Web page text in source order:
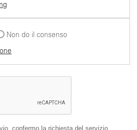
Non do il consenso
confermo la richiesta del servizio